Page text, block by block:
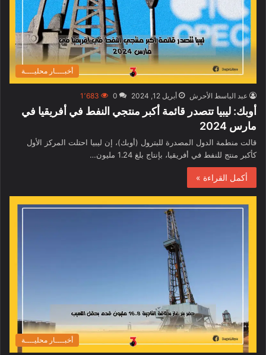
أخبــــار محليــــة
عبد الباسط الأحرش أبريل 12, 2024 0 1٬683
أوبك: ليبيا تتصدر قائمة أكبر منتجي النفط في أفريقيا في
مارس 2024
قالت منطمة الدول المصدرة للبترول (أوبك)، إن ليبيا احتلت المركز الأول
كأكبر منتج للنفط في أفريقيا، بإنتاج بلغ 1.24 مليون…
أكمل القراءة »
أخبــــار محليــــة